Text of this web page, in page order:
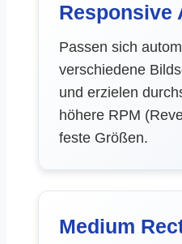
Responsive
Passen sich
verschiedene
und erzielen
höhere RPM
feste Größen.
Medium